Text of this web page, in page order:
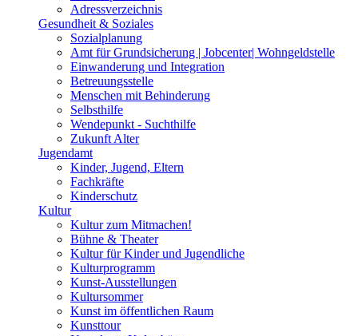
Adressverzeichnis
Gesundheit & Soziales
Sozialplanung
Amt für Grundsicherung | Jobcenter| Wohngeldstelle
Einwanderung und Integration
Betreuungsstelle
Menschen mit Behinderung
Selbsthilfe
Wendepunkt - Suchthilfe
Zukunft Alter
Jugendamt
Kinder, Jugend, Eltern
Fachkräfte
Kinderschutz
Kultur
Kultur zum Mitmachen!
Bühne & Theater
Kultur für Kinder und Jugendliche
Kulturprogramm
Kunst-Ausstellungen
Kultursommer
Kunst im öffentlichen Raum
Kunsttour